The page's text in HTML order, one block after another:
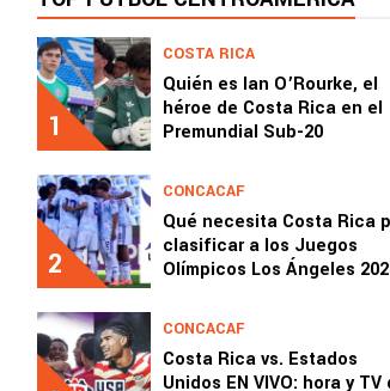
1
COSTA RICA
Quién es Ian O’Rourke, el
héroe de Costa Rica en el
Premundial Sub-20
2
CONCACAF
Qué necesita Costa Rica
clasificar a los Juegos
Olímpicos Los Ángeles
CONCACAF
Costa Rica vs. Estados
Unidos EN VIVO: hora y TV